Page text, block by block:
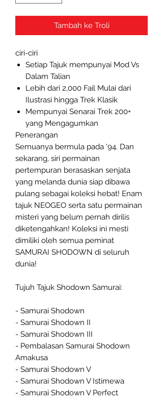
Tambah ke Troli
ciri-ciri
Setiap Tajuk mempunyai Mod Vs
Dalam Talian
Lebih dari 2,000 Fail Mulai dari
Ilustrasi hingga Trek Klasik
Mempunyai Senarai Trek 200+
yang Mengagumkan
Penerangan
Semuanya bermula pada '94. Dan
sekarang, siri permainan
pertempuran berasaskan senjata
yang melanda dunia siap dibawa
pulang sebagai koleksi hebat! Enam
tajuk NEOGEO serta satu permainan
misteri yang belum pernah dirilis
diketengahkan! Koleksi ini mesti
dimiliki oleh semua peminat
SAMURAI SHODOWN di seluruh
dunia!
Tujuh Tajuk Shodown Samurai:
- Samurai Shodown
- Samurai Shodown II
- Samurai Shodown III
- Pembalasan Samurai Shodown
Amakusa
- Samurai Shodown V
- Samurai Shodown V Istimewa
- Samurai Shodown V Perfect